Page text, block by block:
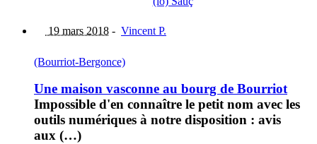
19 mars 2018 - Vincent P.
(Bourriot-Bergonce)
Une maison vasconne au bourg de Bourriot
Impossible d'en connaître le petit nom avec les
outils numériques à notre disposition : avis
aux (…)